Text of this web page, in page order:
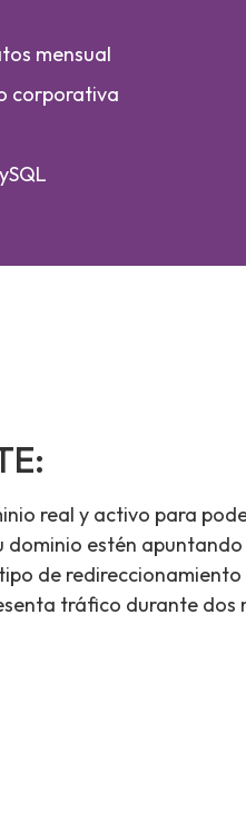
mensual
corporativa
real y activo para
dominio estén
de redireccionamiento
tráfico durante dos